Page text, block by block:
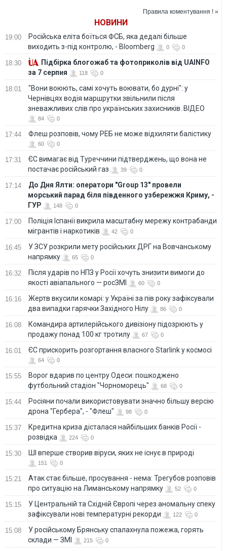
використати до 130
ракетних атак
Правила коментування ! »
НОВИНИ
19:00
Російська еліта боїться ФСБ, яка дедалі більше
виходить з-під контролю, - Bloomberg
0 0
18:30
Підбірка блогожаб та фотоприколів від UAINFO
за 7 серпня
118 0
18:01
"Вони воюють, самі хочуть воювати, бо дурні": у
Чернівцях водія маршрутки звільнили після
зневажливих слів про українських захисників. ВІДЕО
84 0
17:44 Флеш розповів, чому РЕБ не може відхиляти балістику
60 0
17:31
ЄС вимагає від Туреччини підтверджень, що вона не
постачає російський газ
39 0
17:14
До Дня Ялти: оператори "Group 13" провели
морський парад біля південного узбережжя Криму, -
ГУР
148 0
17:00
Поліція Іспанії викрила масштабну мережу контрабанди
мігрантів і наркотиків
42 0
16:45
У ЗСУ розкрили мету російських ДРГ на Вовчанському
напрямку
65 0
16:32
Після ударів по НПЗ у Росії хочуть знизити вимоги до
якості авіапального — росЗМІ
60 0
16:16
Жертв вкусили комарі: у Україні за пів року зафіксували
два випадки гарячки Західного Нілу
86 0
16:08
Командира артилерійського дивізіону підозрюють у
продажу понад 100 кг тротилу
67 0
16:01 ЄС прискорить розгортання власного Starlink у космосі
64 0
15:55
Ворог вдарив по центру Одеси: пошкоджено
футбольний стадіон "Чорноморець"
68 0
15:44
Росіяни почали використовувати значно більшу версію
дрона "Гербера", - "Флеш"
98 0
15:37
Кредитна криза дісталася найбільших банків Росії -
розвідка
224 0
15:30 ШІ вперше створив віруси, яких не існує в природі
151 0
15:21
Атак стає більше, просування - нема: Трегубов розповів
про ситуацію на Лиманському напрямку
52 0
15:15
У Центральній та Східній Європі через аномальну спеку
зафіксували нові температурні рекорди
122 0
15:08
У російському Брянську спалахнула пожежа, горять
склади — ЗМІ
215 0